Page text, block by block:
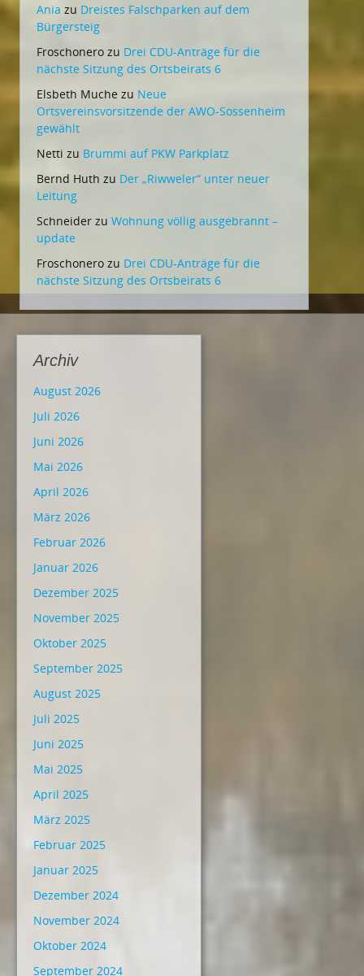
Ania zu Dreistes Falschparken auf dem
Bürgersteig
Froschonero zu Drei CDU-Anträge für die
nächste Sitzung des Ortsbeirats 6
Elsbeth Muche zu Neue
Ortsvereinsvorsitzende der AWO-Sossenheim
gewählt
Netti zu Brummi auf PKW Parkplatz
Bernd Huth zu Der „Riwweler“ unter neuer
Leitung
Schneider zu Wohnung völlig ausgebrannt –
update
Froschonero zu Drei CDU-Anträge für die
nächste Sitzung des Ortsbeirats 6
Archiv
August 2026
Juli 2026
Juni 2026
Mai 2026
April 2026
März 2026
Februar 2026
Januar 2026
Dezember 2025
November 2025
Oktober 2025
September 2025
August 2025
Juli 2025
Juni 2025
Mai 2025
April 2025
März 2025
Februar 2025
Januar 2025
Dezember 2024
November 2024
Oktober 2024
September 2024